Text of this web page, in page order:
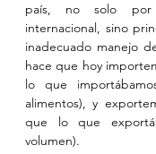
país, no solo
internacional, sino
inadecuado manejo
hace que hoy
lo que
alimentos), y
que lo que
volumen).